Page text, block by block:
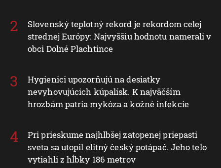
Slovenský teplotný rekord je rekordom celej
strednej Európy: Najvyššiu hodnotu namerali v
obci Dolné Plachtince
Hygienici upozorňujú na desiatky
nevyhovujúcich kúpalísk. K najväčším
hrozbám patria mykóza a kožné infekcie
Pri prieskume najhlbšej zatopenej priepasti
sveta sa utopil elitný český potápač. Jeho telo
vytiahli z hĺbky 186 metrov